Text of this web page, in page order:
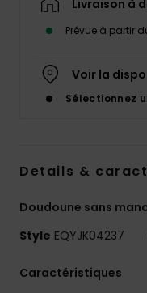
Livraison à
Prévue à partir
Voir la
Sélectionnez
Details &
Doudoune sans
Style EQYJK04237
Caractéristiques